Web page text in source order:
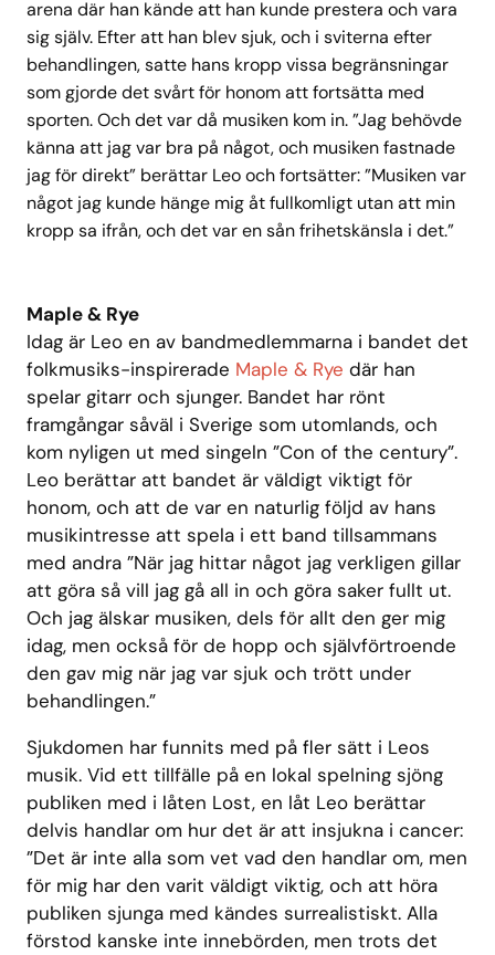
arena där han kände att han kunde prestera och vara
sig själv. Efter att han blev sjuk, och i sviterna efter
behandlingen, satte hans kropp vissa begränsningar
som gjorde det svårt för honom att fortsätta med
sporten. Och det var då musiken kom in. ”Jag behövde
känna att jag var bra på något, och musiken fastnade
jag för direkt” berättar Leo och fortsätter: ”Musiken var
något jag kunde hänge mig åt fullkomligt utan att min
kropp sa ifrån, och det var en sån frihetskänsla i det.”
Maple & Rye
Idag är Leo en av bandmedlemmarna i bandet det
folkmusiks-inspirerade Maple & Rye där han
spelar gitarr och sjunger. Bandet har rönt
framgångar såväl i Sverige som utomlands, och
kom nyligen ut med singeln ”Con of the century”.
Leo berättar att bandet är väldigt viktigt för
honom, och att de var en naturlig följd av hans
musikintresse att spela i ett band tillsammans
med andra ”När jag hittar något jag verkligen gillar
att göra så vill jag gå all in och göra saker fullt ut.
Och jag älskar musiken, dels för allt den ger mig
idag, men också för de hopp och självförtroende
den gav mig när jag var sjuk och trött under
behandlingen.”
Sjukdomen har funnits med på fler sätt i Leos
musik. Vid ett tillfälle på en lokal spelning sjöng
publiken med i låten Lost, en låt Leo berättar
delvis handlar om hur det är att insjukna i cancer:
”Det är inte alla som vet vad den handlar om, men
för mig har den varit väldigt viktig, och att höra
publiken sjunga med kändes surrealistiskt. Alla
förstod kanske inte innebörden, men trots det